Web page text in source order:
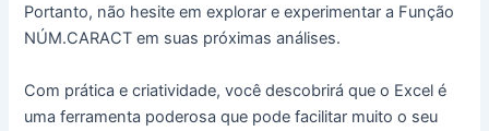
Portanto, não hesite em explorar e experimentar a Função
NÚM.CARACT em suas próximas análises.
Com prática e criatividade, você descobrirá que o Excel é
uma ferramenta poderosa que pode facilitar muito o seu